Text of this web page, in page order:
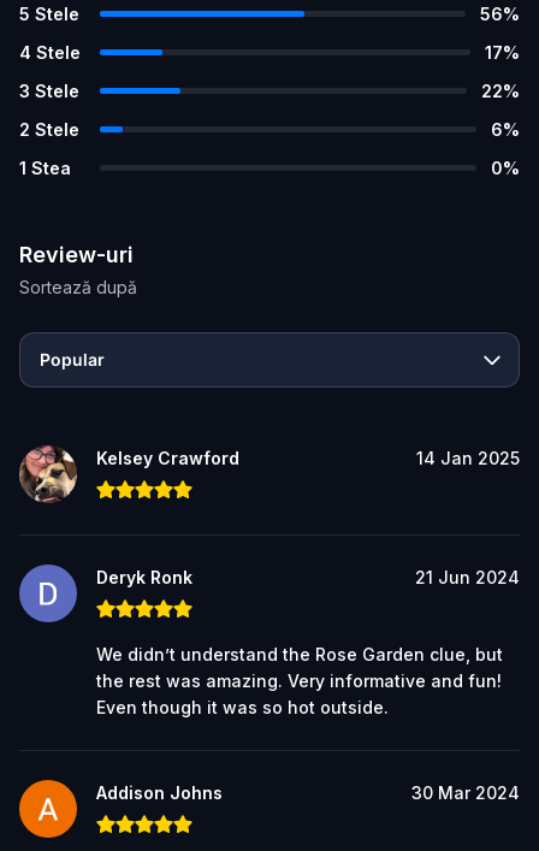
5 Stele 56%
4 Stele 17%
3 Stele 22%
2 Stele 6%
1 Stea 0%
Review-uri
Sortează după
Popular
Kelsey Crawford 14 Jan 2025
Deryk Ronk 21 Jun 2024
We didn’t understand the Rose Garden clue, but
the rest was amazing. Very informative and fun!
Even though it was so hot outside.
Addison Johns 30 Mar 2024